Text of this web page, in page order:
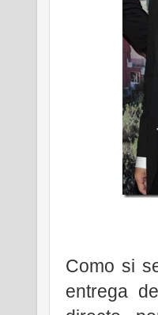
Como si
entrega